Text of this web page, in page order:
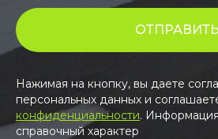
ОТПРАВИТЬ
Нажимая на кнопку, вы даете
персональных данных и
конфиденциальности.
справочный характер